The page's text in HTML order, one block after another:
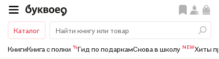
Каталог
КнигиКнига с полки %Гид по подаркамСнова в школу NEWХиты